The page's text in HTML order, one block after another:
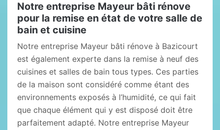
Notre entreprise Mayeur bâti rénove
pour la remise en état de votre salle de
bain et cuisine
Notre entreprise Mayeur bâti rénove à Bazicourt
est également experte dans la remise à neuf des
cuisines et salles de bain tous types. Ces parties
de la maison sont considéré comme étant des
environnements exposés à l’humidité, ce qui fait
que chaque élément qui y est disposé doit être
parfaitement adapté. Notre entreprise Mayeur